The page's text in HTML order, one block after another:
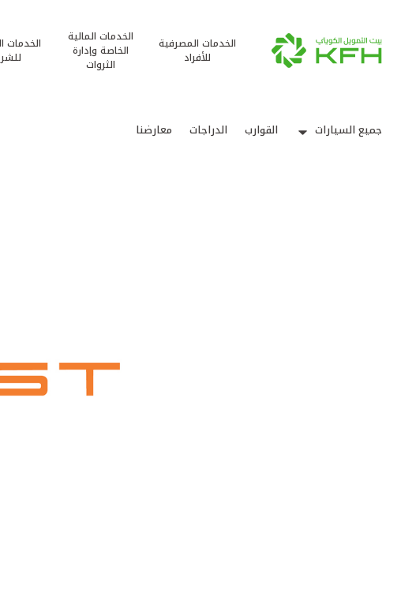
الخدمات المصرفية
للأفراد
الخدمات المالية
الخاصة وإدارة
الثروات
الخدمات
جميع السيارات القوارب الدراجات معارضنا